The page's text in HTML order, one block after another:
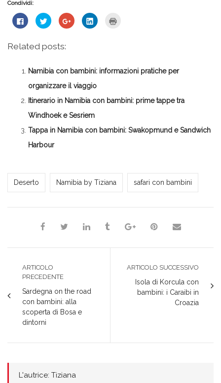
Condividi:
Fai
clic
su
Facebook
in
una
finestra)
Fai
clic
condividere
su
apre
in
nuova
finestra)
Fai
clic
apre
in
nuova
finestra)
Fai
clic
apre
in
nuova
finestra)
nuova
Related posts:
Namibia con bambini: informazioni pratiche per
organizzare il viaggio
Itinerario in Namibia con bambini: prime tappe tra
Windhoek e Sesriem
Tappa in Namibia con bambini: Swakopmund e Sandwich
Harbour
Tiziana
Deserto
Namibia by Tiziana safari con bambini
ARTICOLO
PRECEDENTE
Sardegna on the road
con bambini: alla
scoperta di Bosa e
dintorni
ARTICOLO SUCCESSIVO
Isola di Korcula con
bambini: i Caraibi in
Croazia
L'autrice: Tiziana